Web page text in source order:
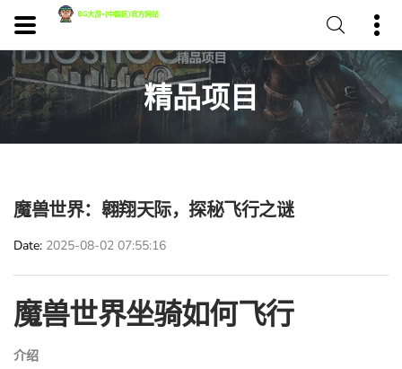
精品项目
魔兽世界：翱翔天际，探秘飞行之谜
Date 2025-08-02 07:55:16
魔兽世界坐骑如何飞行
介绍